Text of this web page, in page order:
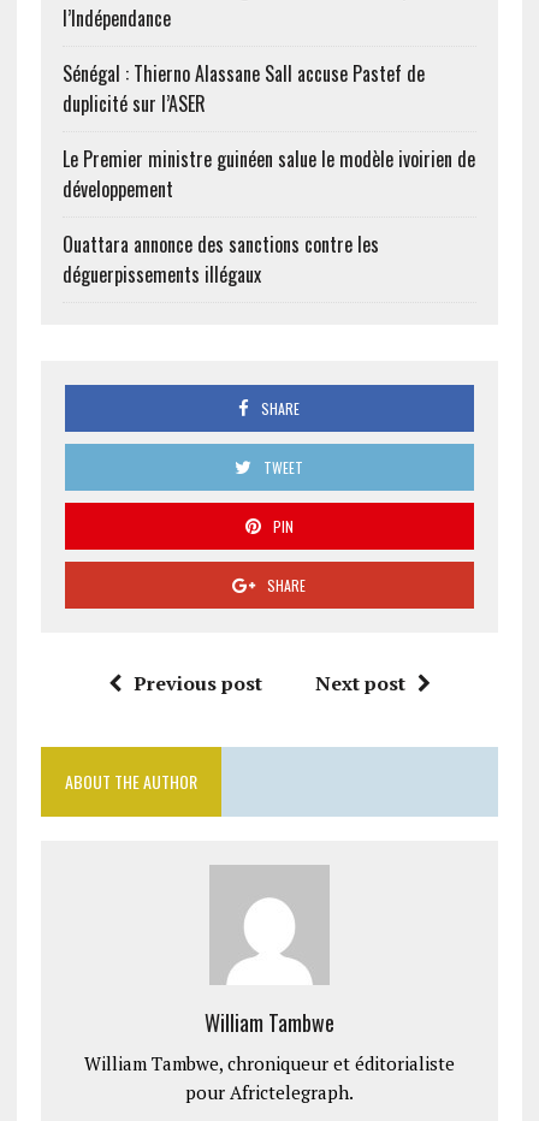
l’Indépendance
Sénégal : Thierno Alassane Sall accuse Pastef de
duplicité sur l’ASER
Le Premier ministre guinéen salue le modèle ivoirien de
développement
Ouattara annonce des sanctions contre les
déguerpissements illégaux
SHARE
TWEET
PIN
SHARE
Previous post Next post
ABOUT THE AUTHOR
William Tambwe
William Tambwe, chroniqueur et éditorialiste
pour Africtelegraph.